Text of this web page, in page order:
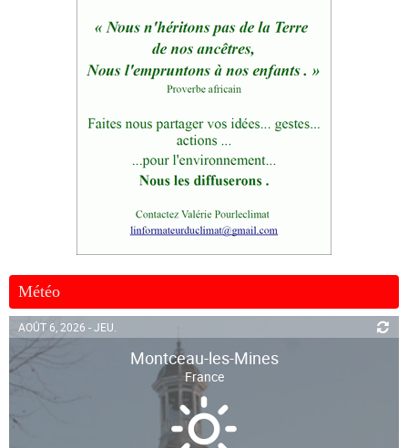
Météo
AOÛT 6, 2026 - JEU.
Montceau-les-Mines
France